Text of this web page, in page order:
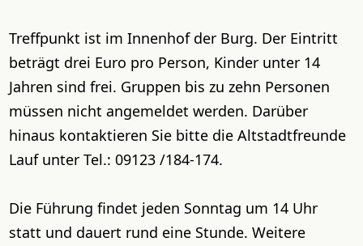
Treffpunkt ist im Innenhof der Burg. Der Eintritt
beträgt drei Euro pro Person, Kinder unter 14
Jahren sind frei. Gruppen bis zu zehn Personen
müssen nicht angemeldet werden. Darüber
hinaus kontaktieren Sie bitte die Altstadtfreunde
Lauf unter Tel.: 09123 /184-174.
Die Führung findet jeden Sonntag um 14 Uhr
statt und dauert rund eine Stunde. Weitere